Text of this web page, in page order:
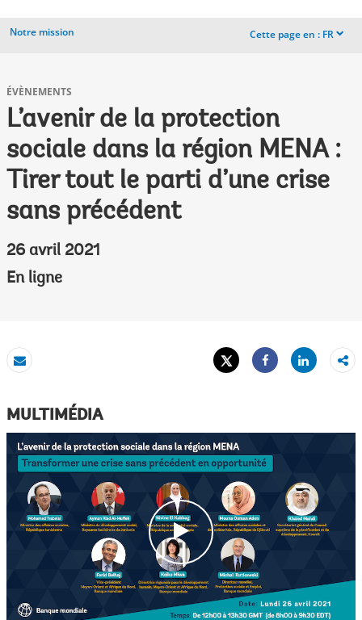
Notre mission Cette page en : FR dropdown
ÉVÈNEMENTS
L’avenir de la protection
sociale dans la région MENA :
Tirer tout le parti d’une crise
sans précédent
26 avril 2021
En ligne
Email
Tweet
Share
Share
MULTIMÉDIA
c
l
i
c
k